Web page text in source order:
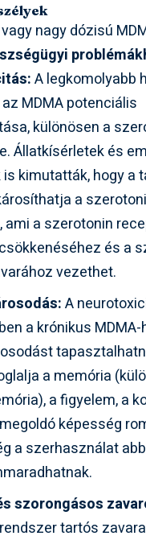
nagy dózisú
A legkomolyabb
MDMA potenciális
különösen a
Állatkísérletek és
kimutatták, hogy a
a
ami a szerotonin
és a
vezethet.
A
a krónikus
a memória
a figyelem, a
képesség
a szerhasználat
szorongásos
tartós